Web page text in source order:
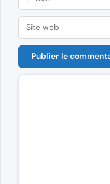
mail
Site
web